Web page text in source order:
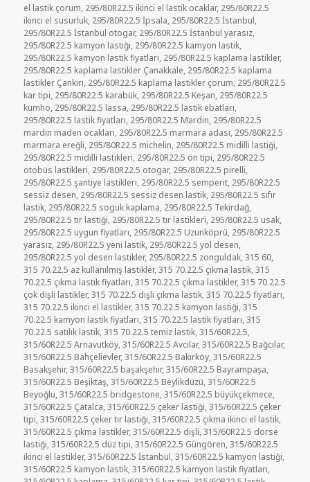
el lastik çorum, 295/80R22.5 ikinci el lastik ocaklar, 295/80R22.5
ikinci el susurluk, 295/80R22.5 İpsala, 295/80R22.5 İstanbul,
295/80R22.5 İstanbul otogar, 295/80R22.5 İstanbul yarasız,
295/80R22.5 kamyon lastiği, 295/80R22.5 kamyon lastik,
295/80R22.5 kamyon lastik fiyatları, 295/80R22.5 kaplama lastikler,
295/80R22.5 kaplama lastikler Çanakkale, 295/80R22.5 kaplama
lastikler Çankırı, 295/80R22.5 kaplama lastikler çorum, 295/80R22.5
kar tipi, 295/80R22.5 karabük, 295/80R22.5 Keşan, 295/80R22.5
kumho, 295/80R22.5 lassa, 295/80R22.5 lastik ebatları,
295/80R22.5 lastik fiyatları, 295/80R22.5 Mardin, 295/80R22.5
mardin maden ocakları, 295/80R22.5 marmara adası, 295/80R22.5
marmara ereğli, 295/80R22.5 michelin, 295/80R22.5 midilli lastiği,
295/80R22.5 midilli lastikleri, 295/80R22.5 ön tipi, 295/80R22.5
otobüs lastikleri, 295/80R22.5 otogar, 295/80R22.5 pirelli,
295/80R22.5 şantiye lastikleri, 295/80R22.5 semperit, 295/80R22.5
sessiz desen, 295/80R22.5 sessiz desen lastik, 295/80R22.5 sıfır
lastik, 295/80R22.5 soguk kaplama, 295/80R22.5 Tekirdağ,
295/80R22.5 tır lastiği, 295/80R22.5 tır lastikleri, 295/80R22.5 usak,
295/80R22.5 uygun fiyatları, 295/80R22.5 Uzunköprü, 295/80R22.5
yarasız, 295/80R22.5 yeni lastik, 295/80R22.5 yol desen,
295/80R22.5 yol desen lastikler, 295/80R22.5 zonguldak,315 60,
315 70.22.5 az kullanılmış lastikler,315 70.22.5 çıkma lastik,315
70.22.5 çıkma lastik fiyatları,315 70.22.5 çıkma lastikler,315 70.22.5
çok dişli lastikler,315 70.22.5 dişli çıkma lastik,315 70.22.5 fiyatları,
315 70.22.5 ikinci el lastikler,315 70.22.5 kamyon lastiği,315
70.22.5 kamyon lastik fiyatları,315 70.22.5 lastik fiyatları,315
70.22.5 satılık lastik,315 70.22.5 temiz lastik,315/60R22.5,
315/60R22.5 Arnavutköy,315/60R22.5 Avcılar,315/60R22.5 Bağcılar,
315/60R22.5 Bahçelievler,315/60R22.5 Bakırköy,315/60R22.5
Basakşehir,315/60R22.5 başakşehir,315/60R22.5 Bayrampaşa,
315/60R22.5 Beşiktaş,315/60R22.5 Beylikdüzü,315/60R22.5
Beyoğlu,315/60R22.5 bridgestone,315/60R22.5 büyükçekmece,
315/60R22.5 Çatalca,315/60R22.5 çeker lastiği,315/60R22.5 çeker
tipi,315/60R22.5 çeker tır lastiği,315/60R22.5 çıkma ikinci el lastik,
315/60R22.5 çıkma lastikler,315/60R22.5 dişli,315/60R22.5 dorse
lastiği,315/60R22.5 düz tipi,315/60R22.5 Güngören,315/60R22.5
ikinci el lastikler,315/60R22.5 İstanbul,315/60R22.5 kamyon lastiği,
315/60R22.5 kamyon lastik,315/60R22.5 kamyon lastik fiyatları,